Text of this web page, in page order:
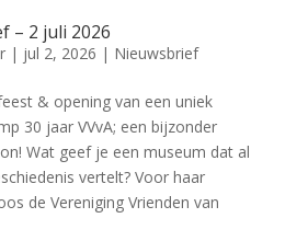
– 2 juli 2026
| jul 2, 2026 | Nieuwsbrief
& opening van een uniek
30 jaar VVvA; een bijzonder
Wat geef je een museum dat al
vertelt? Voor haar
de Vereniging Vrienden van